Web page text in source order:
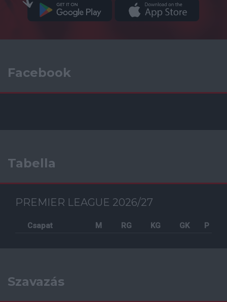
Facebook
Tabella
PREMIER LEAGUE 2026/27
Csapat M RG KG GK P
Szavazás